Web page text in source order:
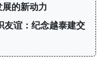
的新动力
友谊：纪念越泰建交